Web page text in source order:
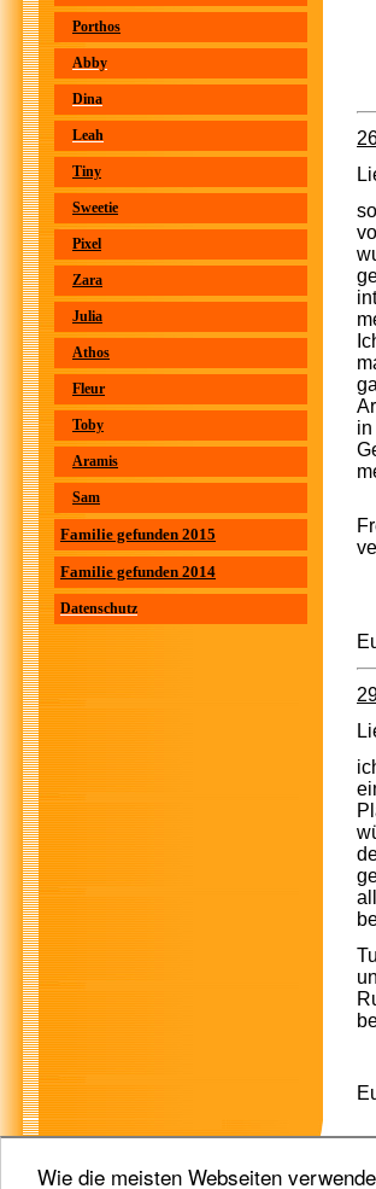
Wie die meisten Webseiten
Porthos
Abby
Dina
Leah
Tiny
Sweetie
Pixel
Zara
Julia
Athos
Fleur
Toby
Aramis
Sam
Familie gefunden 2015
Familie gefunden 2014
Datenschutz